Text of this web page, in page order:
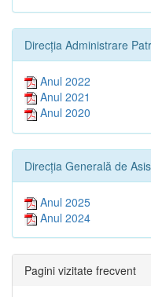
Direcția Administrare
Anul 2022
Anul 2021
Anul 2020
Direcția Generală de
Anul 2025
Anul 2024
Pagini vizitate frecvent